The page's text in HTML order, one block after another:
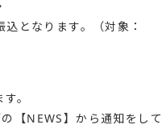
となります。（対象：
。
【NEWS】から通知をして